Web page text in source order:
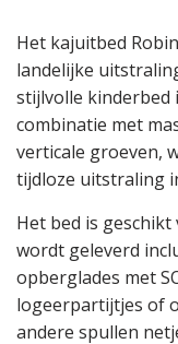
Het kajuitbed
landelijke
stijlvolle kinderbed
combinatie met
verticale groeven,
tijdloze uitstraling
Het bed is geschikt
wordt geleverd
opberglades met
logeerpartijtjes of
andere spullen